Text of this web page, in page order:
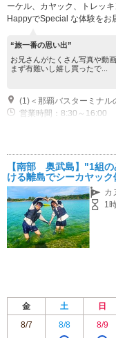
ーケル、カヤック、トレッ
HappyでSpecial な体験をお
“旅一番の思い出”
お兄さんがたくさん写真や動
まず有難いし嬉し買ったで...
営業時間：8:30～16:00
専用駐車場あり（無料
【南部 奥武島】"1組
ける離島でシーカヤッ
器材レンタル無料！那覇
カ
1
金 土 日
8/7
8/8 8/9